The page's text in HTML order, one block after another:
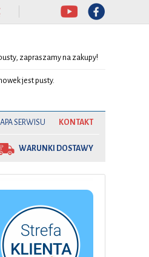
zapraszamy na zakupy!
jest pusty.
SERWISU KONTAKT
WARUNKI DOSTAWY